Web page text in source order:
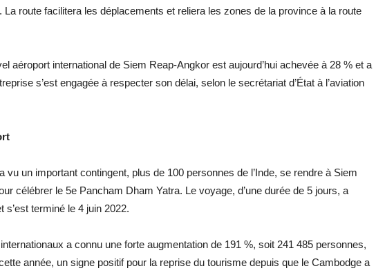
La route facilitera les déplacements et reliera les zones de la province à la route
aéroport international de Siem Reap-Angkor est aujourd’hui achevée à 28 % et a
s’est engagée à respecter son délai, selon le secrétariat d’État à l’aviation
vu un important contingent, plus de 100 personnes de l’Inde, se rendre à Siem
célébrer le 5e Pancham Dham Yatra. Le voyage, d’une durée de 5 jours, a
s’est terminé le 4 juin 2022.
a connu une forte augmentation de 191 %, soit 241 485 personnes,
année, un signe positif pour la reprise du tourisme depuis que le Cambodge a